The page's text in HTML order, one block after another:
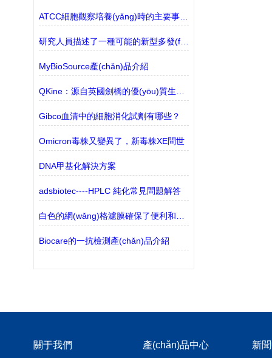
ATCC細胞觀察培養(yǎng)時的主要事項說明
研究人員描述了一種可能的新型多發(fā)性硬化癥樣疾病
MyBioSource產(chǎn)品介紹
Gibco血清中的細胞消化試劑有哪些？
Omicron毒株又變異了，新毒株XE問世
DNA甲基化解決方案
adsbiotec----HPLC 純化常見問題解答
Biocare的一抗檢測產(chǎn)品介紹
關于我們 產(chǎn)品中心 新